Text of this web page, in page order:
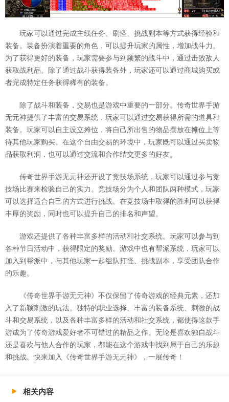
玩家可以通过完成主线任务、刷怪、挑战副本等方式获得经验和
装备。装备扮演着重要的角色，可以提升玩家的属性，增加战斗力。
为了获得更好的装备，玩家需要参与到频繁的战斗中，通过击败敌人
获取战利品。除了通过战斗获得装备外，玩家还可以通过商城购买或
者完成特定任务获得稀有的装备。
除了战斗和装备，交易也是游戏中重要的一部分。传奇世界手游
无元神提供了丰富的交易系统，玩家可以通过交易获得所需的道具和
装备。玩家可以自主设立摊位，将自己所出售的物品摆放在摊位上等
待其他玩家购买。在这个自由交易的环境中，玩家既可以通过买卖物
品获取利润，也可以通过交流和合作结交更多的好友。
传奇世界手游无元神还开设了竞技场系统，玩家可以通过参与竞
技场比赛来检验自己的实力。竞技场分为个人和团队两种模式，玩家
可以选择适合自己的方式进行挑战。在竞技场中取得的胜利可以获得
丰厚的奖励，同时也可以提升自己的排名和声望。
游戏还提供了各种丰富多样的活动和社交系统。玩家可以参与到
各种节日活动中，获得限定的奖励。游戏中也有帮派系统，玩家可以
加入到帮派中，与其他玩家一起组队打怪、挑战副本，享受团队合作
的乐趣。
《传奇世界手游无元神》不仅保留了传奇游戏的经典元素，还加
入了新颖刺激的玩法。独特的职业选择、丰富的装备系统、刺激的战
斗和交易系统，以及各种丰富多样的活动和社交系统，都使得这款手
游成为了传奇游戏爱好者不可错过的精品之作。无论是喜欢独自战斗
还是喜欢与他人合作的玩家，都能在这个游戏中找到属于自己的乐趣
和挑战。快来加入《传奇世界手游无元神》，一展传奇！
相关内容